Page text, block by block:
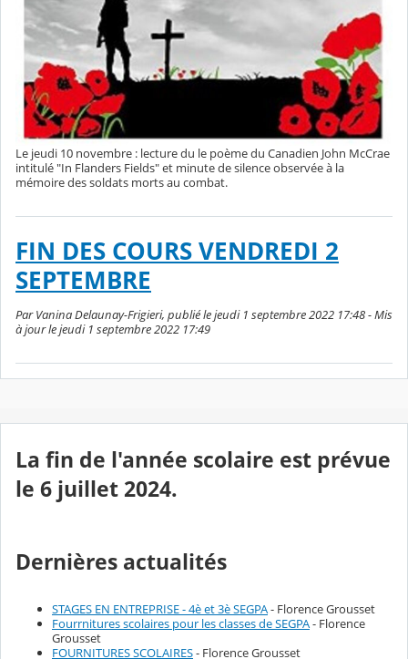
Le jeudi 10 novembre : lecture du le poème du Canadien John McCrae
intitulé "In Flanders Fields" et minute de silence observée à la
mémoire des soldats morts au combat.
FIN DES COURS VENDREDI 2
SEPTEMBRE
Par Vanina Delaunay-Frigieri, publié le jeudi 1 septembre 2022 17:48 - Mis
à jour le jeudi 1 septembre 2022 17:49
La fin de l'année scolaire est prévue
le 6 juillet 2024.
Dernières actualités
STAGES EN ENTREPRISE - 4è et 3è SEGPA- Florence Grousset
Fourrnitures scolaires pour les classes de SEGPA- Florence
Grousset
FOURNITURES SCOLAIRES- Florence Grousset